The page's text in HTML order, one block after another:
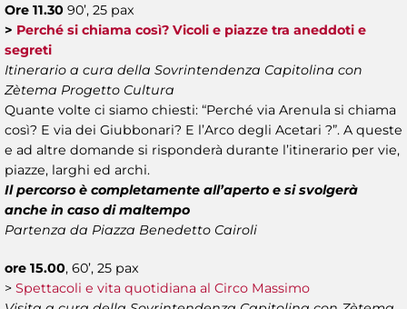
Ore 11.30 90’, 25 pax
> Perché si chiama così? Vicoli e piazze tra aneddoti e
segreti
Itinerario a cura della Sovrintendenza Capitolina con
Zètema Progetto Cultura
Quante volte ci siamo chiesti: “Perché via Arenula si chiama
così? E via dei Giubbonari? E l’Arco degli Acetari ?”. A queste
e ad altre domande si risponderà durante l’itinerario per vie,
piazze, larghi ed archi.
Il percorso è completamente all’aperto e si svolgerà
anche in caso di maltempo
Partenza da Piazza Benedetto Cairoli
ore 15.00, 60’, 25 pax
> Spettacoli e vita quotidiana al Circo Massimo